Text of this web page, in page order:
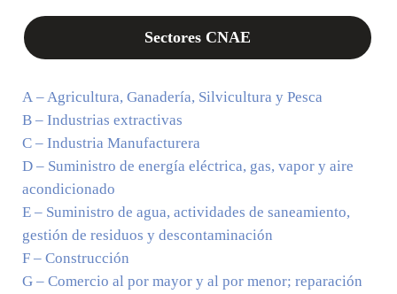
Sectores CNAE
A – Agricultura, Ganadería, Silvicultura y Pesca
B – Industrias extractivas
C – Industria Manufacturera
D – Suministro de energía eléctrica, gas, vapor y aire
acondicionado
E – Suministro de agua, actividades de saneamiento,
gestión de residuos y descontaminación
F – Construcción
G – Comercio al por mayor y al por menor; reparación